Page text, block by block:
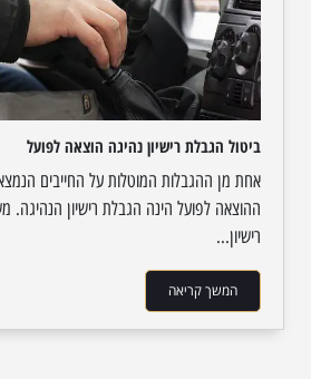
ביטול הגבלת רישיון נהיגה הוצאה לפועל
אחת מן ההגבלות המוטלות על החייבים
ההוצאה לפועל הינה הגבלת רישיון
רישיון...
המשך קריאה